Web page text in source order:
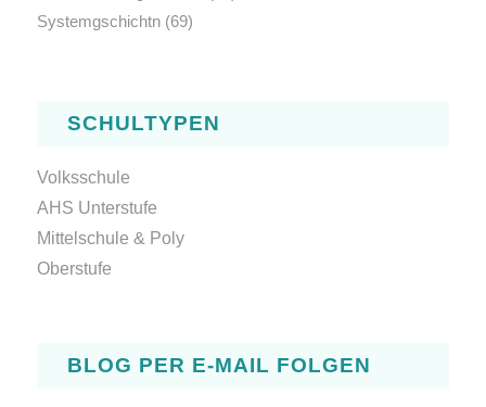
Systemgschichtn(69)
SCHULTYPEN
Volksschule
AHS Unterstufe
Mittelschule & Poly
Oberstufe
BLOG PER E-MAIL FOLGEN